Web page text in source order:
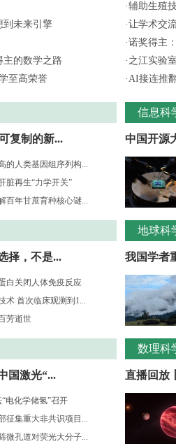
到未来引擎
主的数学之路
至高荣誉
复制的新...
的人类基因组序列构...
脏再生“力学开关”
百年甘蔗育种核心谜...
择，不是...
白关闭人体免疫反应
术 首次临床观测到1...
芳逝世
国激光“...
电化学储氢”召开
征集重大非共识项目...
微孔道对荧光大分子...
·辅助生殖
·让学术交
·诺奖得主
· 之江实验
·AI接连推
信息科
中国开源
地球科
我国学者
数理科
直播回放